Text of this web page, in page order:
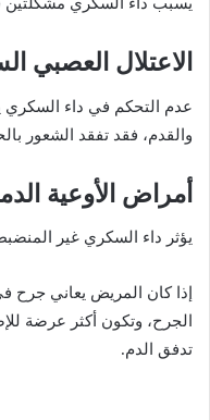
الاعتلال العصبي
عدم التحكم في داء
والقدم، فقد تفقد الشعور
أمراض الأوعية
يؤثر داء السكري غير
إذا كان المريض يعاني جرح
الجرح، وتكون أكثر عرضة
تدفق الدم.